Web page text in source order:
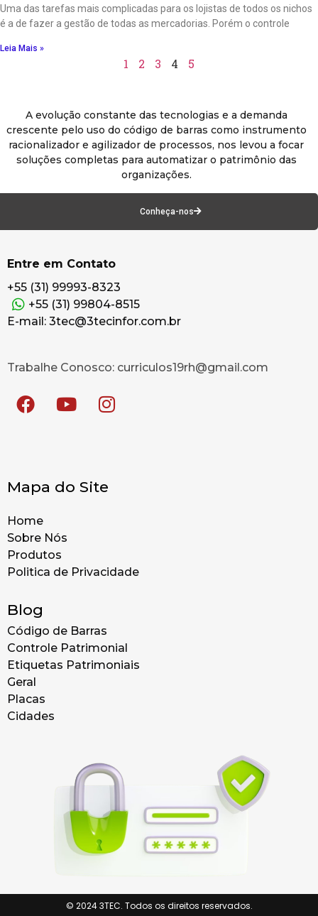
Uma das tarefas mais complicadas para os lojistas de todos os nichos
é a de fazer a gestão de todas as mercadorias. Porém o controle
Leia Mais »
1 2 3 4 5
A evolução constante das tecnologias e a demanda
crescente pelo uso do código de barras como instrumento
racionalizador e agilizador de processos, nos levou a focar
soluções completas para automatizar o patrimônio das
organizações.
Conheça-nos
Entre em Contato
+55 (31) 99993-8323
+55 (31) 99804-8515
E-mail: 3tec@3tecinfor.com.br
Trabalhe Conosco: curriculos19rh@gmail.com
Mapa do Site
Home
Sobre Nós
Produtos
Politica de Privacidade
Blog
Código de Barras
Controle Patrimonial
Etiquetas Patrimoniais
Geral
Placas
Cidades
© 2024 3TEC. Todos os direitos reservados.